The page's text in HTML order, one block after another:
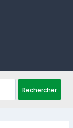
Rechercher